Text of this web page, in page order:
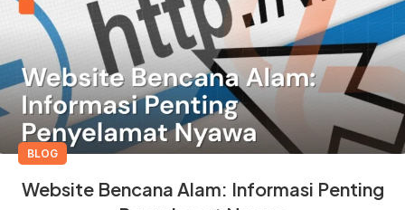
BLOG
Website Bencana Alam: Informasi Penting